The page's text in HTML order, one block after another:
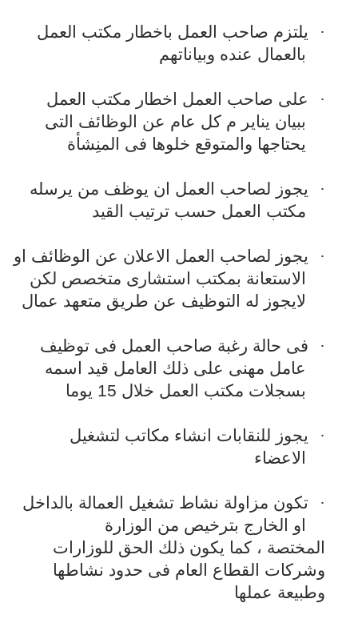
·
يلتزم صاحب العمل باخطار مكتب العمل
بالعمال عنده وبياناتهم
·
على صاحب العمل اخطار مكتب العمل
ببيان يناير م كل عام عن الوظائف التى
يحتاجها والمتوقع خلوها فى المنِشأة
·
يجوز لصاحب العمل ان يوظف من يرسله
مكتب العمل حسب ترتيب القيد
·
يجوز لصاحب العمل الاعلان عن الوظائف او
الاستعانة بمكتب استشارى متخصص لكن
لايجوز له التوظيف عن طريق متعهد عمال
·
فى حالة رغبة صاحب العمل فى توظيف
عامل مهنى على ذلك العامل قيد اسمه
بسجلات مكتب العمل خلال 15 يوما
·
يجوز للنقابات انشاء مكاتب لتشغيل
الاعضاء
·
تكون مزاولة نشاط تشغيل العمالة بالداخل
او الخارج بترخيص من الوزارة
المختصة ، كما يكون ذلك الحق للوزارات
وشركات القطاع العام فى حدود نشاطها
وطبيعة عملها